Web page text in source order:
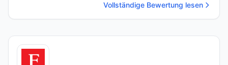
Vollständige Bewertung lesen